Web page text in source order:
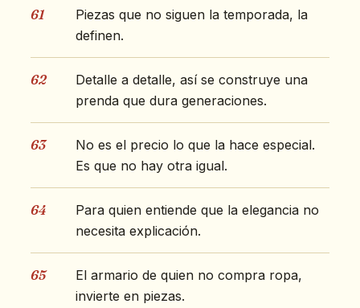
61
Piezas que no siguen la temporada, la
definen.
62
Detalle a detalle, así se construye una
prenda que dura generaciones.
63
No es el precio lo que la hace especial.
Es que no hay otra igual.
64
Para quien entiende que la elegancia no
necesita explicación.
65
El armario de quien no compra ropa,
invierte en piezas.